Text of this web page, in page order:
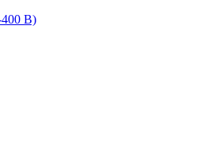
400 В)